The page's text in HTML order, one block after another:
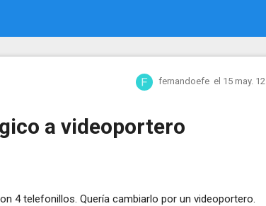
fernandoefe el 15 may. 12
a videoportero
4 telefonillos. Quería cambiarlo por un videoportero.